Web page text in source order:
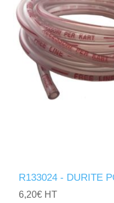
R133024 - DURITE
6,20€ HT